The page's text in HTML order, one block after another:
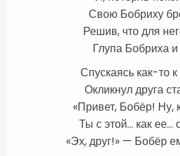
Свою Бобриху
Решив, что для
Глупа Бобриха и
Спускаясь как-то
Окликнул друга
«Привет, Бобёр! Ну,
Ты с этой… как ее…
«Эх, друг!» — Бобёр